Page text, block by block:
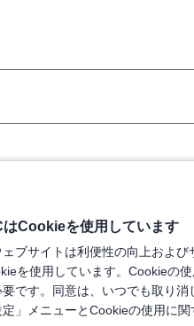
はCookieを使用しています
ェブサイトは利便性の向上および
を使用しています。Cookieの
です。同意は、いつでも取り消
定」メニューとCookieの使用に